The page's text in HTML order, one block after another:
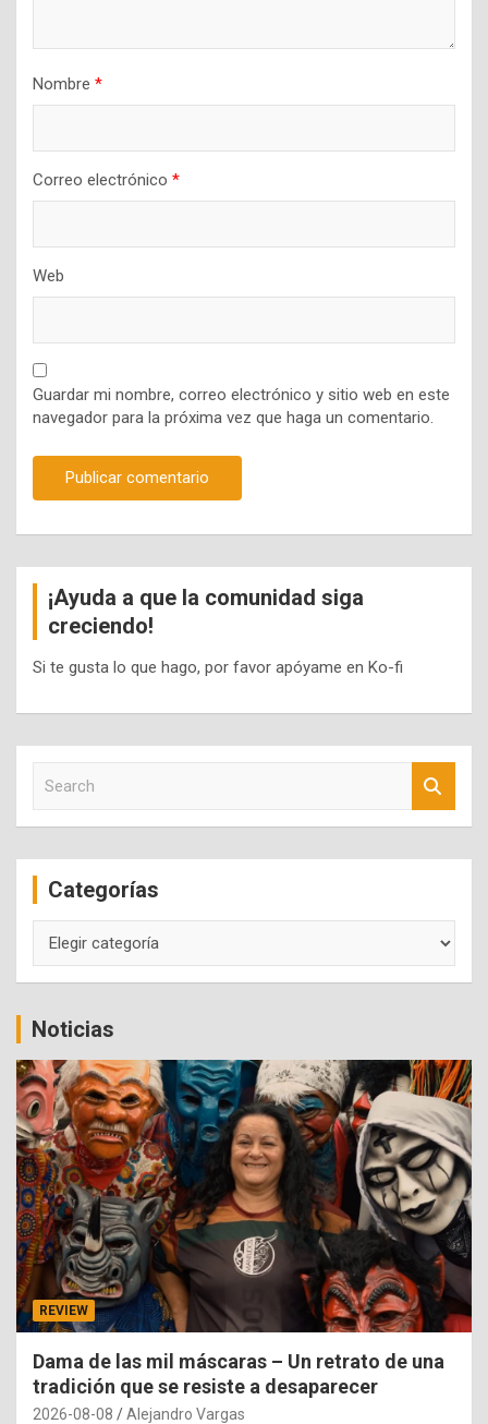
Nombre *
Correo electrónico *
Web
Guardar mi nombre, correo electrónico y sitio web en este
navegador para la próxima vez que haga un comentario.
¡Ayuda a que la comunidad siga
creciendo!
Si te gusta lo que hago, por favor apóyame en Ko-fi
c
Categorías
Noticias
REVIEW
Dama de las mil máscaras – Un retrato de una
tradición que se resiste a desaparecer
2026-08-08 Alejandro Vargas